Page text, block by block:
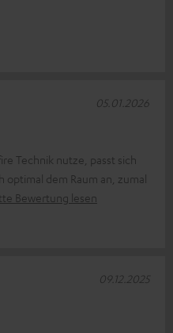
Technik nutze, passt sich
optimal dem Raum an, zumal
Bewertung lesen
05.01.2026
09.12.2025